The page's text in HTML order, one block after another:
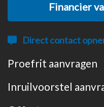
Financier
Direct contact
Proefrit aanvragen
Inruilvoorstel